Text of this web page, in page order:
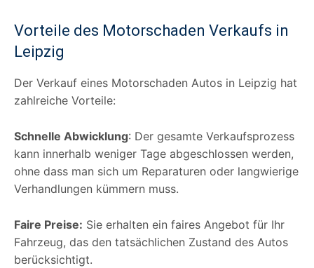
Vorteile des Motorschaden Verkaufs in
Leipzig
Der Verkauf eines Motorschaden Autos in Leipzig hat
zahlreiche Vorteile:
Schnelle Abwicklung: Der gesamte Verkaufsprozess
kann innerhalb weniger Tage abgeschlossen werden,
ohne dass man sich um Reparaturen oder langwierige
Verhandlungen kümmern muss.
Faire Preise: Sie erhalten ein faires Angebot für Ihr
Fahrzeug, das den tatsächlichen Zustand des Autos
berücksichtigt.